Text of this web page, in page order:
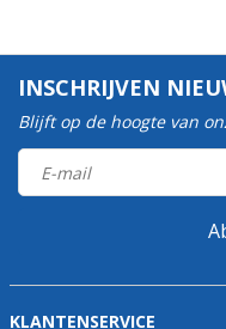
INSCHRIJVEN
Blijft op de hoogte van
KLANTENSERVICE